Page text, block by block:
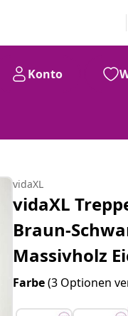
Konto
vidaXL
vidaXL
Braun-
Massivholz
Farbe(3 Optionen